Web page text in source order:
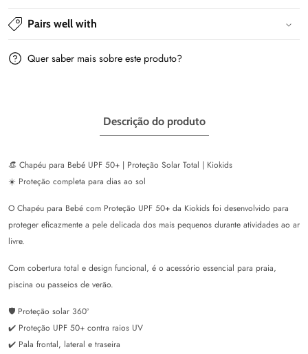
Menta
Menta
Pairs well with
Quer saber mais sobre este produto?
Descrição do produto
👒 Chapéu para Bebé UPF 50+ | Proteção Solar Total | Kiokids
☀️ Proteção completa para dias ao sol
O Chapéu para Bebé com Proteção UPF 50+ da Kiokids foi desenvolvido para
proteger eficazmente a pele delicada dos mais pequenos durante atividades ao ar
livre.
Com cobertura total e design funcional, é o acessório essencial para praia,
piscina ou passeios de verão.
🛡️ Proteção solar 360º
✔️ Proteção UPF 50+ contra raios UV
✔️ Pala frontal, lateral e traseira